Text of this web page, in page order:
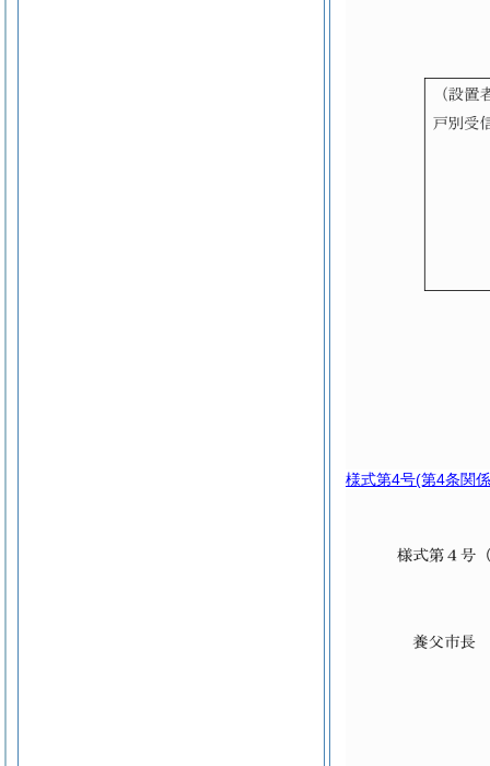
様式第4号(第4条関